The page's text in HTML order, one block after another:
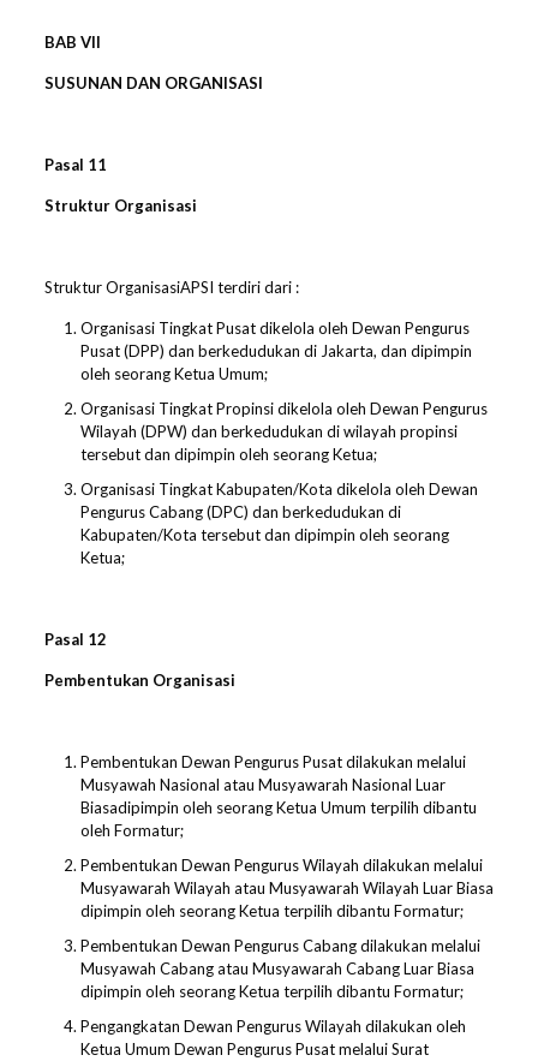
BAB VII
SUSUNAN DAN ORGANISASI
Pasal 11
Struktur Organisasi
Struktur OrganisasiAPSI terdiri dari :
Organisasi Tingkat Pusat dikelola oleh Dewan Pengurus
Pusat (DPP) dan berkedudukan di Jakarta, dan dipimpin
oleh seorang Ketua Umum;
Organisasi Tingkat Propinsi dikelola oleh Dewan Pengurus
Wilayah (DPW) dan berkedudukan di wilayah propinsi
tersebut dan dipimpin oleh seorang Ketua;
Organisasi Tingkat Kabupaten/Kota dikelola oleh Dewan
Pengurus Cabang (DPC) dan berkedudukan di
Kabupaten/Kota tersebut dan dipimpin oleh seorang
Ketua;
Pasal 12
Pembentukan Organisasi
Pembentukan Dewan Pengurus Pusat dilakukan melalui
Musyawah Nasional atau Musyawarah Nasional Luar
Biasadipimpin oleh seorang Ketua Umum terpilih dibantu
oleh Formatur;
Pembentukan Dewan Pengurus Wilayah dilakukan melalui
Musyawarah Wilayah atau Musyawarah Wilayah Luar Biasa
dipimpin oleh seorang Ketua terpilih dibantu Formatur;
Pembentukan Dewan Pengurus Cabang dilakukan melalui
Musyawah Cabang atau Musyawarah Cabang Luar Biasa
dipimpin oleh seorang Ketua terpilih dibantu Formatur;
Pengangkatan Dewan Pengurus Wilayah dilakukan oleh
Ketua Umum Dewan Pengurus Pusat melalui Surat